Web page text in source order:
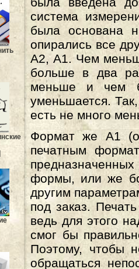
система
была основана
опирались все
А2, А1. Чем
больше в два
меньше и чем
уменьшается.
есть не много
Формат же А1
печатным
формы, или же
другим
под заказ.
ведь для этого
смог бы
Поэтому, чтобы
обращаться